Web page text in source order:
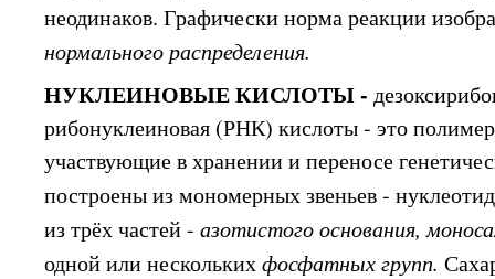
неодинаков. Графически норма реакции
нормального распределения.
НУКЛЕИНОВЫЕ КИСЛОТЫ -
рибонуклеиновая (РНК) кислоты - это
участвующие в хранении и переносе
построены из мономерных звеньев -
из трёх частей -азотистого основания,
одной или несколькихфосфатных групп.